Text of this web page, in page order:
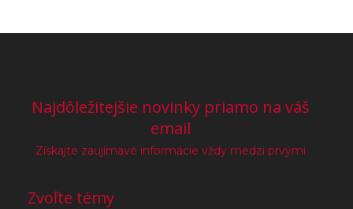
Najdôležitejšie novinky priamo na váš
email
Získajte zaujímavé informácie vždy medzi prvými
Zvoľte témy